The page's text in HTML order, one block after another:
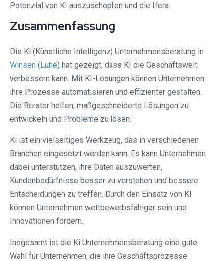
Potenzial von KI auszuschöpfen und die Hera
Zusammenfassung
Die Ki (Künstliche Intelligenz) Unternehmensberatung in
Winsen (Luhe) hat gezeigt, dass KI die Geschäftswelt
verbessern kann. Mit KI-Lösungen können Unternehmen
ihre Prozesse automatisieren und effizienter gestalten.
Die Berater helfen, maßgeschneiderte Lösungen zu
entwickeln und Probleme zu lösen.
Ki ist ein vielseitiges Werkzeug, das in verschiedenen
Branchen eingesetzt werden kann. Es kann Unternehmen
dabei unterstützen, ihre Daten auszuwerten,
Kundenbedürfnisse besser zu verstehen und bessere
Entscheidungen zu treffen. Durch den Einsatz von KI
können Unternehmen wettbewerbsfähiger sein und
Innovationen fördern.
Insgesamt ist die Ki Unternehmensberatung eine gute
Wahl für Unternehmen, die ihre Geschäftsprozesse